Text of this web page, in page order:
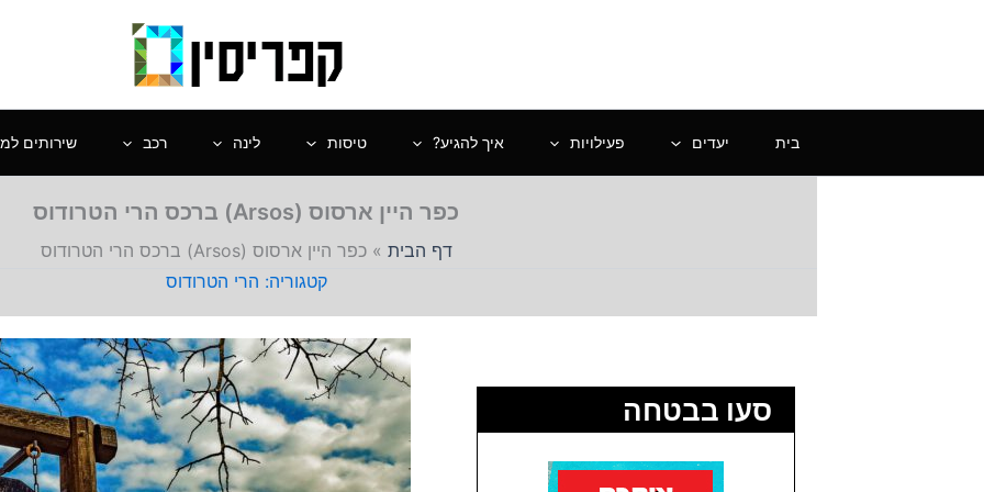
בית יעדים פעילויות איך להגיע? טיסות לינה רכב שירותים
כפר היין ארסוס (Arsos) ברכס הרי הטרודוס
דף הבית »כפר היין ארסוס (Arsos) ברכס הרי הטרודוס
הרי הטרודוס
סעו בבטחה